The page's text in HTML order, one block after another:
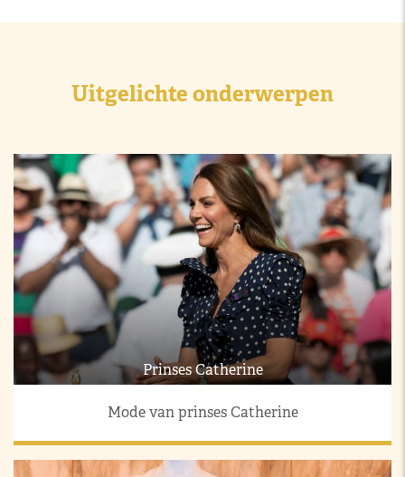
Uitgelichte onderwerpen
Prinses Catherine
Mode van prinses Catherine